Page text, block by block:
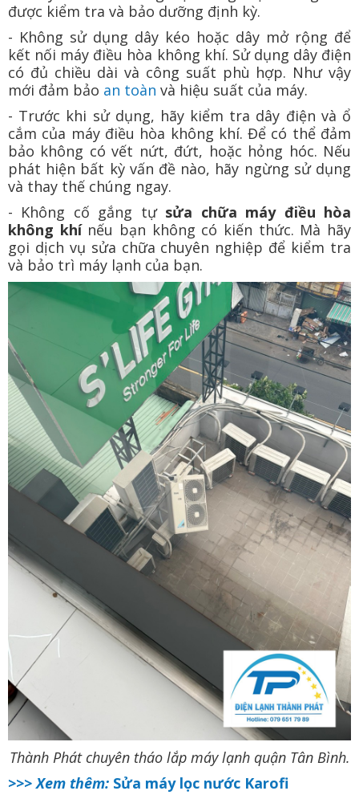
được kiểm tra và bảo dưỡng định kỳ.
- Không sử dụng dây kéo hoặc dây mở rộng để
kết nối máy điều hòa không khí. Sử dụng dây điện
có đủ chiều dài và công suất phù hợp. Như vậy
mới đảm bảo an toàn và hiệu suất của máy.
- Trước khi sử dụng, hãy kiểm tra dây điện và ổ
cắm của máy điều hòa không khí. Để có thể đảm
bảo không có vết nứt, đứt, hoặc hỏng hóc. Nếu
phát hiện bất kỳ vấn đề nào, hãy ngừng sử dụng
và thay thế chúng ngay.
- Không cố gắng tự sửa chữa máy điều hòa
không khínếu bạn không có kiến thức. Mà hãy
gọi dịch vụ sửa chữa chuyên nghiệp để kiểm tra
và bảo trì máy lạnh của bạn.
Thành Phát chuyên tháo lắp máy lạnh quận Tân Bình.
>>> Xem thêm: Sửa máy lọc nước Karofi